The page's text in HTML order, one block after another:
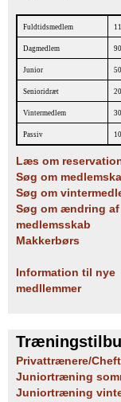
Fuldtidsmedlem
Dagmedlem
Junior
Senioridræt
Vintermedlem
Passiv
Læs om
Søg om
Søg om
Søg om ændring af
medlemsskab
Makkerbørs
Information til nye
medllemmer
Privattrænere/
Juniortræning
Juniortræning